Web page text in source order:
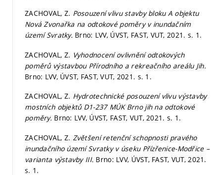
ZACHOVAL, Z. Posouzení vlivu stavby bloku A objektu
Nová Zvonařka na odtokové poměry v inundačním
území Svratky. Brno: LVV, ÚVST, FAST, VUT, 2021. s. 1.
ZACHOVAL, Z. Vyhodnocení ovlivnění odtokových
poměrů výstavbou Přírodního a rekreačního areálu Jih.
Brno: LVV, ÚVST, FAST, VUT, 2021. s. 1.
ZACHOVAL, Z. Hydrotechnické posouzení vlivu výstavby
mostních objektů D1-237 MÚK Brno jih na odtokové
poměry. Brno: LVV, ÚVST, FAST, VUT, 2021. s. 1.
ZACHOVAL, Z. Zvětšení retenční schopnosti pravého
inundačního území Svratky v úseku Přízřenice-Modřice –
varianta výstavby III. Brno: LVV, ÚVST, FAST, VUT, 2021.
s. 1.